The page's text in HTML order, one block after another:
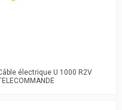
électrique U 1000 R2V